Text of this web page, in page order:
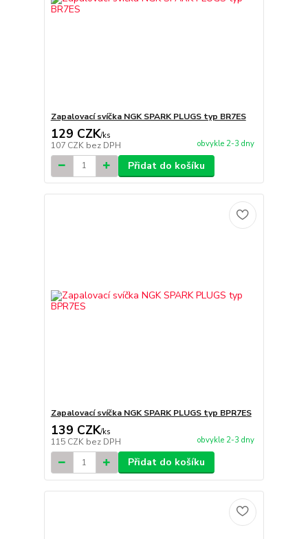
Zapalovací svíčka NGK SPARK PLUGS typ BR7ES
129 CZK/ks
107 CZK bez DPH obvykle 2-3 dny
Přidat do košíku
Zapalovací svíčka NGK SPARK PLUGS typ BPR7ES
139 CZK/ks
115 CZK bez DPH obvykle 2-3 dny
Přidat do košíku